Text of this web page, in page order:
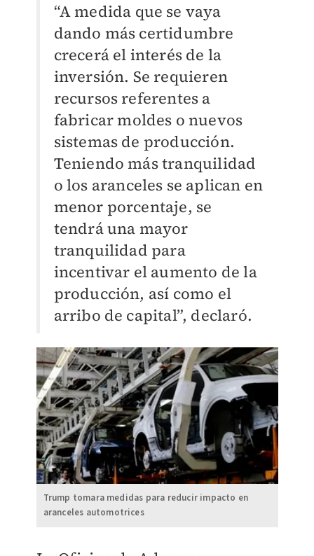
“A medida que se vaya
dando más certidumbre
crecerá el interés de la
inversión. Se requieren
recursos referentes a
fabricar moldes o nuevos
sistemas de producción.
Teniendo más tranquilidad
o los aranceles se aplican en
menor porcentaje, se
tendrá una mayor
tranquilidad para
incentivar el aumento de la
producción, así como el
arribo de capital”, declaró.
Trump tomara medidas para reducir impacto en
aranceles automotrices